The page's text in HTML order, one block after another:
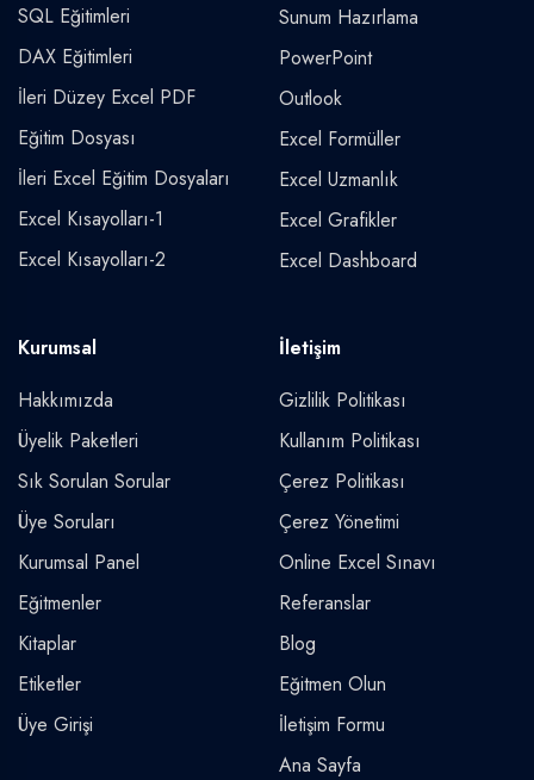
SQL Eğitimleri
DAX Eğitimleri
İleri Düzey Excel PDF
Eğitim Dosyası
İleri Excel Eğitim Dosyaları
Excel Kısayolları-1
Excel Kısayolları-2
Sunum Hazırlama
PowerPoint
Outlook
Excel Formüller
Excel Uzmanlık
Excel Grafikler
Excel Dashboard
Kurumsal
Hakkımızda
Üyelik Paketleri
Sık Sorulan Sorular
Üye Soruları
Kurumsal Panel
Eğitmenler
Kitaplar
Etiketler
Üye Girişi
İletişim
Gizlilik Politikası
Kullanım Politikası
Çerez Politikası
Çerez Yönetimi
Online Excel Sınavı
Referanslar
Blog
Eğitmen Olun
İletişim Formu
Ana Sayfa